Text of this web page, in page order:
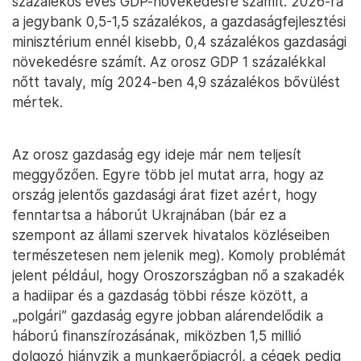
a jegybank 0,5-1,5 százalékos, a gazdaságfejlesztési
minisztérium ennél kisebb, 0,4 százalékos gazdasági
növekedésre számít. Az orosz GDP 1 százalékkal
nőtt tavaly, míg 2024-ben 4,9 százalékos bővülést
mértek.
Az orosz gazdaság egy ideje már nem teljesít
meggyőzően. Egyre több jel mutat arra, hogy az
ország jelentős gazdasági árat fizet azért, hogy
fenntartsa a háborút Ukrajnában (bár ez a
szempont az állami szervek hivatalos közléseiben
természetesen nem jelenik meg). Komoly problémát
jelent például, hogy Oroszországban nő a szakadék
a hadiipar és a gazdaság többi része között, a
„polgári” gazdaság egyre jobban alárendelődik a
háború finanszírozásának, miközben 1,5 millió
dolgozó hiányzik a munkaerőpiacról, a cégek pedig